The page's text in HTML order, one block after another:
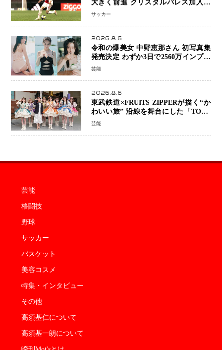
大きく前進 クリスタルパレス加入目
前 メディカルチェックも通過
サッカー
2026.8.6
令和の爆美女 中野恵那さん 初写真集
発売決定 わずか3日で2560万インプレ
ッションを記録した話題の美貌を凝縮
芸能
2026.8.6
東武鉄道×FRUITS ZIPPERが描く“か
わいい旅” 沿線を舞台にした「TOBU
KAWAII PROJECT」が開幕
芸能
芸能
格闘技
野球
サッカー
バスケット
美容コスメ
特集・インタビュー
その他
高須基仁について
高須基一朗について